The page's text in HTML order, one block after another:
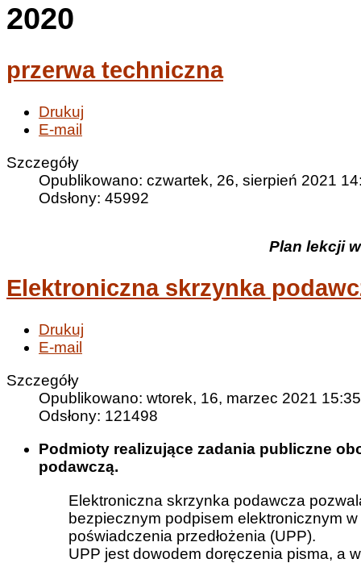
2020
przerwa techniczna
Drukuj
E-mail
Szczegóły
Opublikowano: czwartek, 26, sierpień 2021
Odsłony: 45992
Plan lekcji
Elektroniczna skrzynka
Drukuj
E-mail
Szczegóły
Opublikowano: wtorek, 16, marzec 2021 15:35
Odsłony: 121498
Podmioty realizujące zadania publiczne
podawczą.
Elektroniczna skrzynka podawcza
bezpiecznym podpisem elektronicznym
poświadczenia przedłożenia (UPP).
UPP jest dowodem doręczenia pisma, a